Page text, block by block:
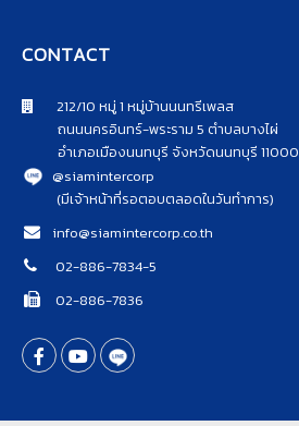
CONTACT
212/10 หมู่ 1 หมู่บ้านนนทรีเพลส
ถนนนครอินทร์-พระราม 5 ตำบลบางไผ่
อำเภอเมืองนนทบุรี จังหวัดนนทบุรี 11000
@siamintercorp
(มีเจ้าหน้าที่รอตอบตลอดในวันทำการ)
info@siamintercorp.co.th
02-886-7834-5
02-886-7836